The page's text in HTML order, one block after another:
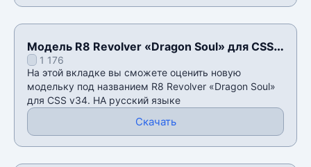
Модель R8 Revolver «Dragon Soul» для CSS
v341 176
На этой вкладке вы сможете оценить новую
модельку под названием R8 Revolver «Dragon Soul»
для CSS v34. НА русский языке
Скачать